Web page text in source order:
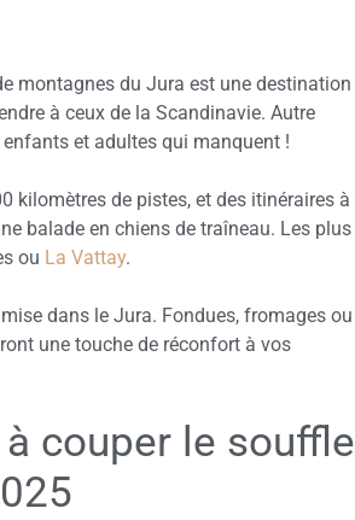
montagnes du Jura est une destination
à ceux de la Scandinavie. Autre
enfants et adultes qui manquent !
kilomètres de pistes, et des itinéraires à
balade en chiens de traîneau. Les plus
ou La Vattay.
dans le Jura. Fondues, fromages ou
une touche de réconfort à vos
couper le souffle